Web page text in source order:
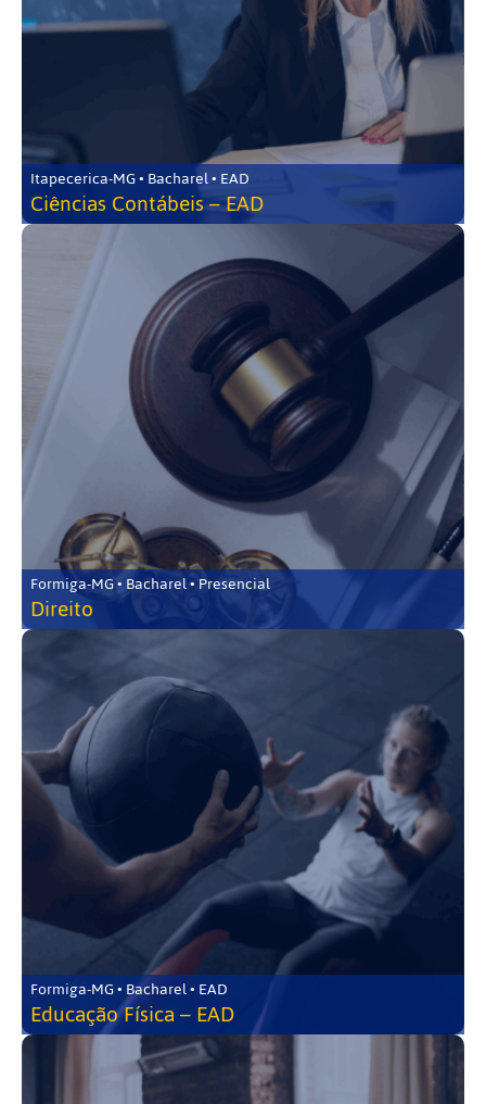
Itapecerica-MG • Bacharel • EAD
Ciências Contábeis – EAD
Formiga-MG • Bacharel • Presencial
Direito
Formiga-MG • Bacharel • EAD
Educação Física – EAD